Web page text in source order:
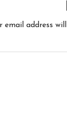
email address